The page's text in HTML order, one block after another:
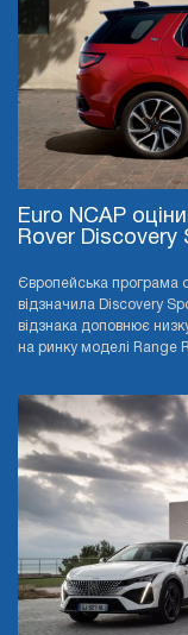
Euro NCAP
Rover Discovery
Європейська програма
відзначила Discovery
відзнака доповнює
на ринку моделі Range